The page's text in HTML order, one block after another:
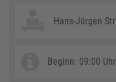
Hans-Jürgen
Beginn: 09:00